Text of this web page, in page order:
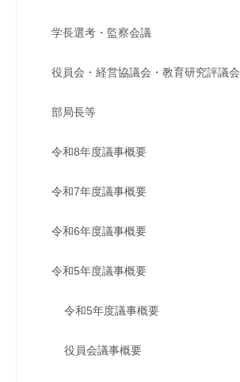
学長選考・監察会議
役員会・経営協議会・教育研究評議会
部局長等
令和8年度議事概要
令和7年度議事概要
令和6年度議事概要
令和5年度議事概要
令和5年度議事概要
役員会議事概要